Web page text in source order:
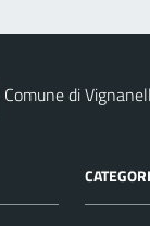
Comune di